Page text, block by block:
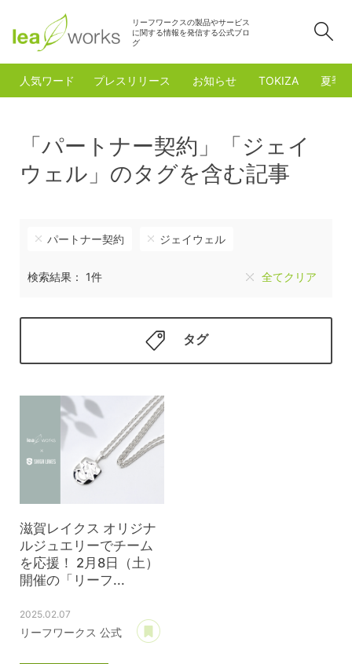
リーフワークスの製品やサービス
に関する情報を発信する公式ブロ
グ
人気ワード プレスリリース お知らせ TOKIZA 夏季
「パートナー契約」「ジェイ
ウェル」のタグを含む記事
パートナー契約 ジェイウェル
検索結果： 1件 全てクリア
タグ
滋賀レイクス オリジナ
ルジュエリーでチーム
を応援！ 2月8日（土）
開催の「リーフ...
2025.02.07
リーフワークス 公式